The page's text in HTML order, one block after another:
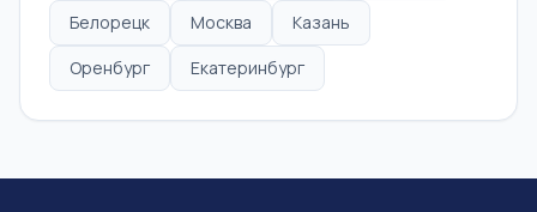
Белорецк
Москва
Казань
Оренбург
Екатеринбург